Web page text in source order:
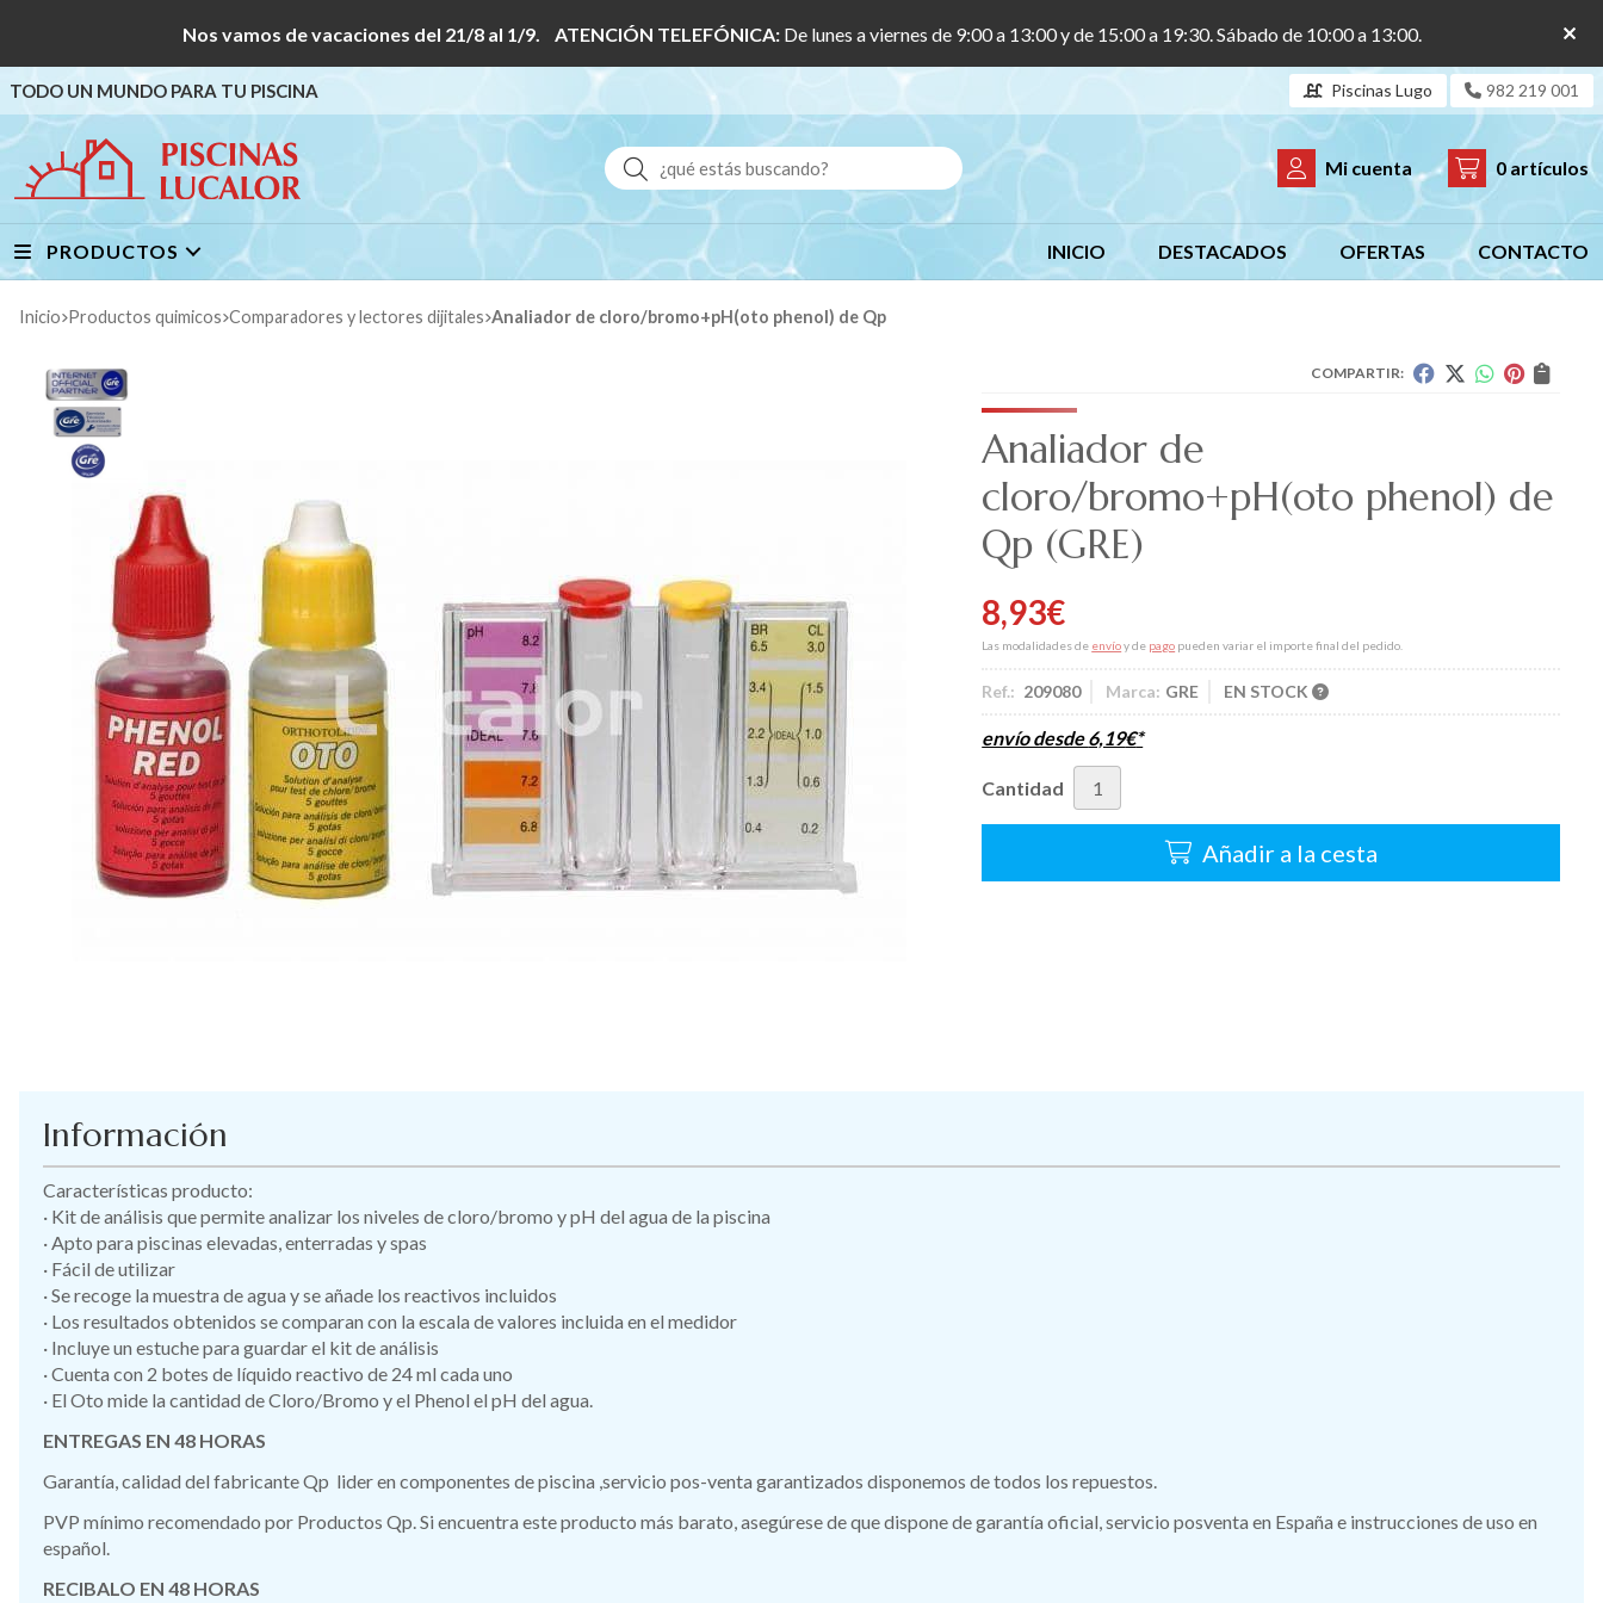
Nos vamos de vacaciones del 21/8 al 1/9. ATENCIÓN TELEFÓNICA: De lunes a viernes de 9:00 a 13:00 y de 15:00 a 19:30. Sábado de 10:00 a 13:00.
TODO UN MUNDO PARA TU PISCINA Piscinas Lugo 982 219 001
Buscar Mi cuenta 0 artículos
PRODUCTOS INICIO DESTACADOS OFERTAS CONTACTO
Inicio productos quimicos comparadores y lectores dijitales Analiador de cloro/bromo+pH(oto phenol) de Qp
COMPARTIR:
Analiador de
cloro/bromo+pH(oto phenol) de
Qp (GRE)
8,93€
Las modalidades de envíoy de pago pueden variar el importe final del pedido.
Ref.: 209080 Marca: GRE EN STOCK
envío desde6,19€*
Cantidad
Añadir a la cesta
Información
Características producto:
· Kit de análisis que permite analizar los niveles de cloro/bromo y pH del agua de la piscina
· Apto para piscinas elevadas, enterradas y spas
· Fácil de utilizar
· Se recoge la muestra de agua y se añade los reactivos incluidos
· Los resultados obtenidos se comparan con la escala de valores incluida en el medidor
· Incluye un estuche para guardar el kit de análisis
· Cuenta con 2 botes de líquido reactivo de 24 ml cada uno
· El Oto mide la cantidad de Cloro/Bromo y el Phenol el pH del agua.
ENTREGAS EN 48 HORAS
Garantía, calidad del fabricante Qp lider en componentes de piscina ,servicio pos-venta garantizados disponemos de todos los repuestos.
PVP mínimo recomendado por Productos Qp. Si encuentra este producto más barato, asegúrese de que dispone de garantía oficial, servicio posventa en España e instrucciones de uso en
español.
RECIBALO EN 48 HORAS